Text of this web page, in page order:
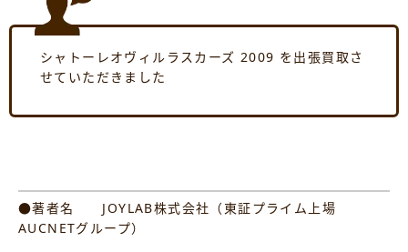
シャトーレオヴィルラスカーズ 2009 を出張買取さ
せていただきました
●著者名 JOYLAB株式会社（東証プライム上場
AUCNETグループ）